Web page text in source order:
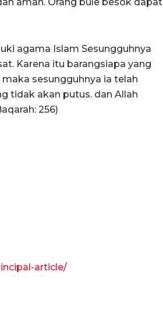
agama Islam Sesungguhnya
Karena itu barangsiapa yang
sesungguhnya ia telah
tidak akan putus. dan Allah
256)
article/